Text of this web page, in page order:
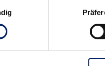
Auswärtssieg infolge.